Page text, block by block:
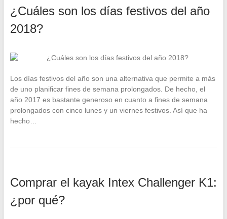
¿Cuáles son los días festivos del año
2018?
Los días festivos del año son una alternativa que permite a más
de uno planificar fines de semana prolongados. De hecho, el
año 2017 es bastante generoso en cuanto a fines de semana
prolongados con cinco lunes y un viernes festivos. Así que ha
hecho…
Comprar el kayak Intex Challenger K1:
¿por qué?